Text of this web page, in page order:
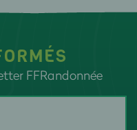
FFRandonnée